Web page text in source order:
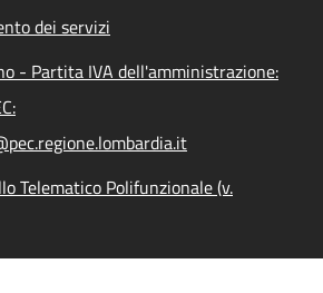
dei servizi
- Partita IVA dell'amministrazione:
Telematico Polifunzionale (v.